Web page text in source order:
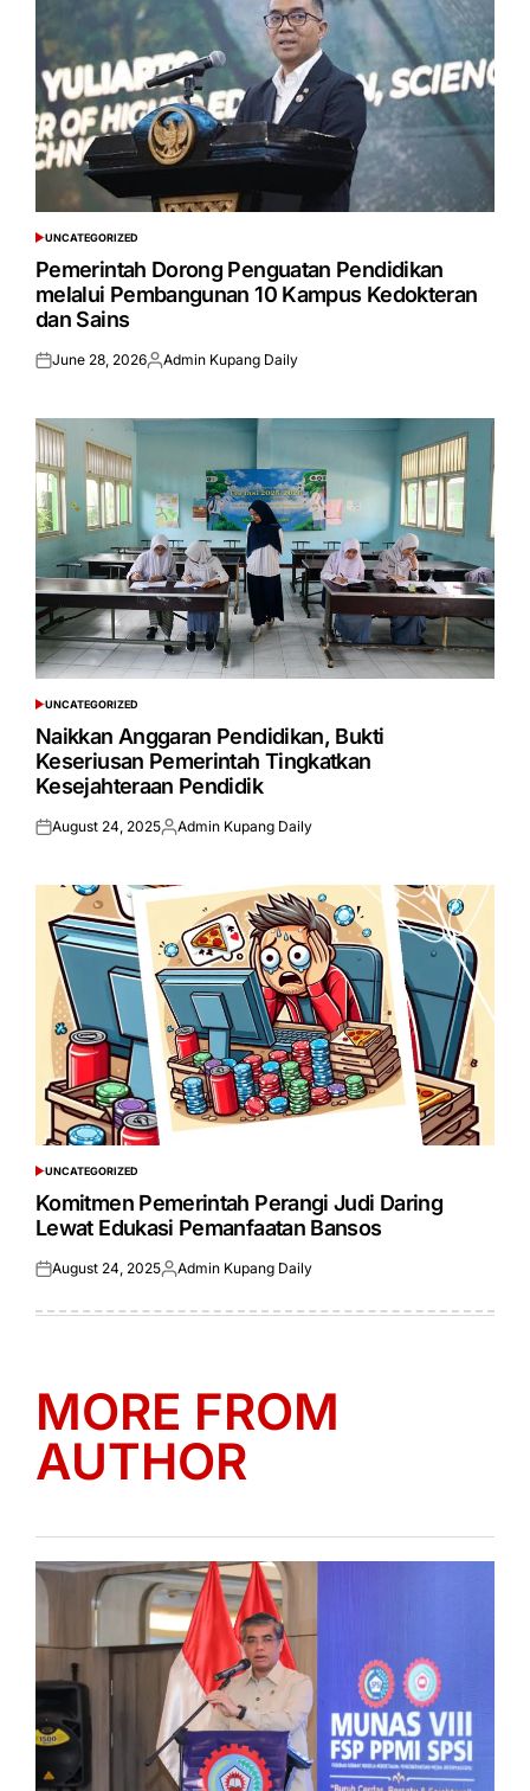
POSTED
IN
UNCATEGORIZED
Pemerintah Dorong Penguatan Pendidikan
melalui Pembangunan 10 Kampus Kedokteran
dan Sains
Posted
June 28, 2026Posted
Admin Kupang Daily
POSTED
IN
UNCATEGORIZED
Naikkan Anggaran Pendidikan, Bukti
Keseriusan Pemerintah Tingkatkan
Kesejahteraan Pendidik
Posted
August 24, 2025Posted
Admin Kupang Daily
POSTED
IN
UNCATEGORIZED
Komitmen Pemerintah Perangi Judi Daring
Lewat Edukasi Pemanfaatan Bansos
Posted
August 24, 2025Posted
Admin Kupang Daily
MORE FROM
AUTHOR